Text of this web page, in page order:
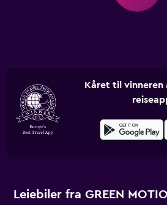
Kåret til vinneren
Leiebiler fra GREEN